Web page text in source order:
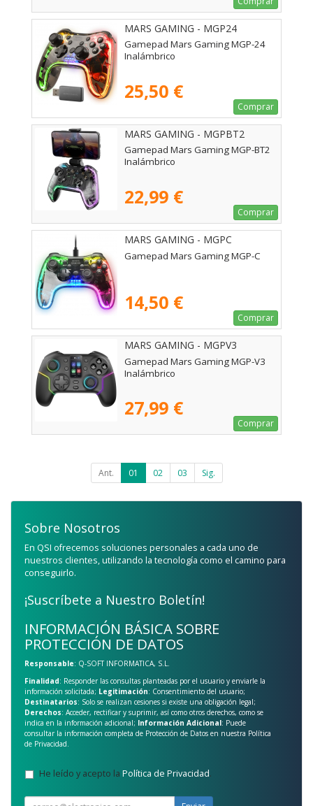
MARS GAMING - MGP24
Gamepad Mars Gaming MGP-24
Inalámbrico
25,50 €
Comprar
MARS GAMING - MGPBT2
Gamepad Mars Gaming MGP-BT2
Inalámbrico
22,99 €
Comprar
MARS GAMING - MGPC
Gamepad Mars Gaming MGP-C
14,50 €
Comprar
MARS GAMING - MGPV3
Gamepad Mars Gaming MGP-V3
Inalámbrico
27,99 €
Comprar
Ant. 01 02 03 Sig.
Sobre Nosotros
En QSI ofrecemos soluciones personales a cada uno de
nuestros clientes, utilizando la tecnología como el camino para
conseguirlo.
¡Suscríbete a Nuestro Boletín!
INFORMACIÓN BÁSICA SOBRE
PROTECCIÓN DE DATOS
Responsable: Q-SOFT INFORMATICA, S.L.
Finalidad: Responder las consultas planteadas por el usuario y enviarle la
información solicitada; Legitimación: Consentimiento del usuario;
Destinatarios: Solo se realizan cesiones si existe una obligación legal;
Derechos: Acceder, rectificar y suprimir, así como otros derechos, como se
indica en la información adicional; Información Adicional: Puede
consultar la información completa de Protección de Datos en nuestra Política
de Privacidad.
He leído y acepto la Política de Privacidad.